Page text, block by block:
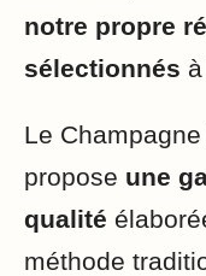
notre propre
sélectionnés
Le
propose une
qualité
méthode